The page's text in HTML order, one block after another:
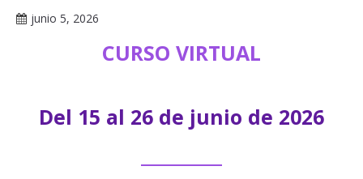
junio 5, 2026
Gallardo
CURSO VIRTUAL
Del 15 al 26 de junio de 2026